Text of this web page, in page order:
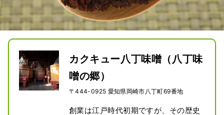
カクキュー八丁味噌（八丁味
噌の郷）
〒444-0925 愛知県岡崎市八丁町69番地
創業は江戸時代初期ですが、その歴史